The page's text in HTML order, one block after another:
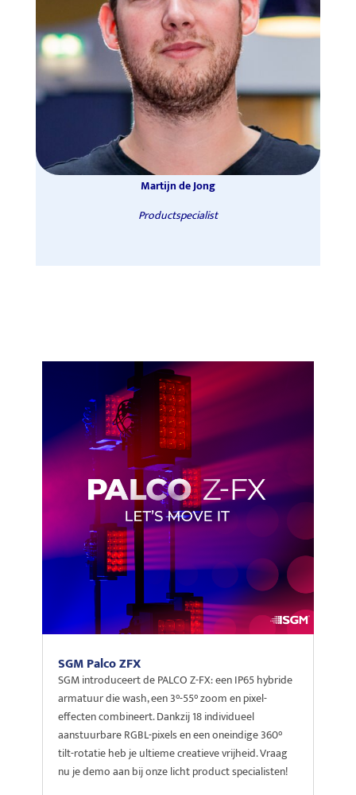
Martijn de Jong
Productspecialist
SGM Palco ZFX
SGM introduceert de PALCO Z-FX: een IP65 hybride
armatuur die wash, een 3°-55° zoom en pixel-
effecten combineert. Dankzij 18 individueel
aanstuurbare RGBL-pixels en een oneindige 360°
tilt-rotatie heb je ultieme creatieve vrijheid. Vraag
nu je demo aan bij onze licht product specialisten!